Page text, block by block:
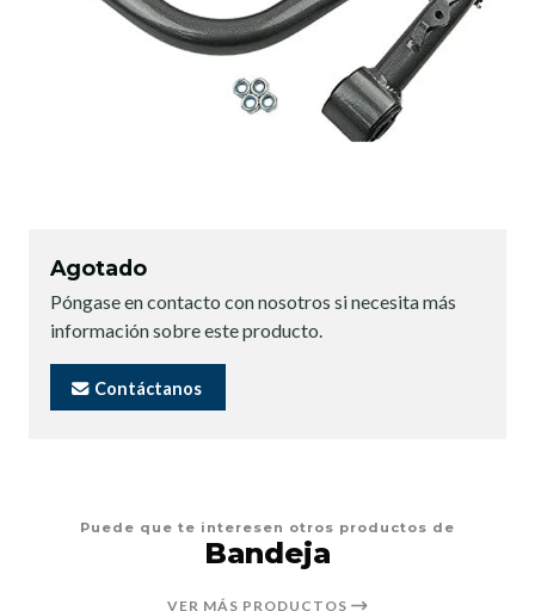
Agotado
Póngase en contacto con nosotros si necesita más
información sobre este producto.
Contáctanos
Puede que te interesen otros productos de
Bandeja
VER MÁS PRODUCTOS